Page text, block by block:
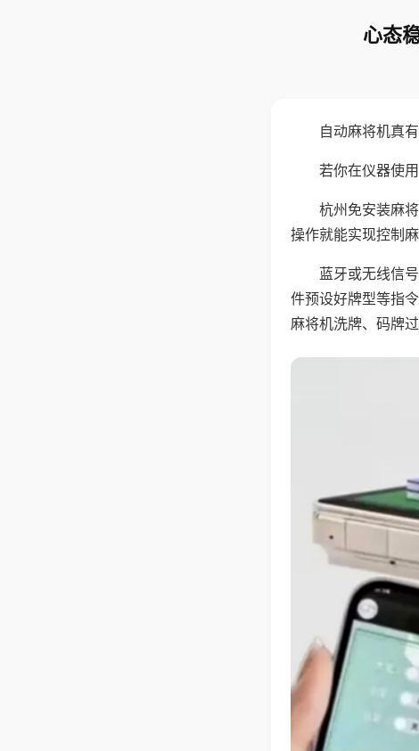
心态
自动麻将机真
若你在仪器使
杭州免安装麻
操作就能实现控制
蓝牙或无线信
件预设好牌型等指
麻将机洗牌、码牌